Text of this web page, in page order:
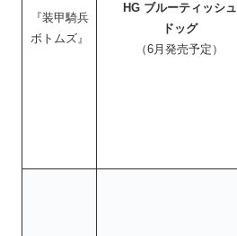
『装甲騎兵
ボトムズ』
HG ブルーティッシュ
ドッグ
（6月発売予定）